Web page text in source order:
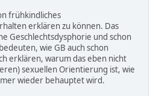
frühkindliches
erklären zu können. Das
Geschlechtsdysphorie und schon
wie GB auch schon
erklären, warum das eben nicht
sexuellen Orientierung ist, wie
wieder behauptet wird.